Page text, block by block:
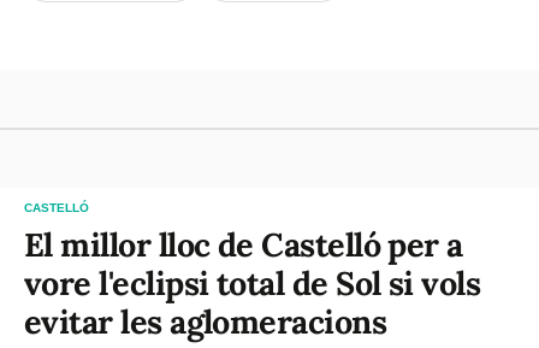
CASTELLÓ
El millor lloc de Castelló per a
vore l'eclipsi total de Sol si vols
evitar les aglomeracions